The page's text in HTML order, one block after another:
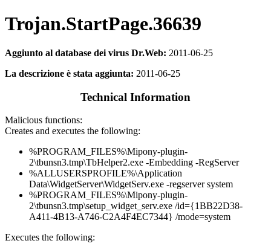
Trojan.StartPage.36639
Aggiunto al database dei virus Dr.Web: 2011-06-25
La descrizione è stata aggiunta: 2011-06-25
Technical Information
Malicious functions:
Creates and executes the following:
%PROGRAM_FILES%\Mipony-plugin-
2\tbunsn3.tmp\TbHelper2.exe -Embedding -RegServer
%ALLUSERSPROFILE%\Application
Data\WidgetServer\WidgetServ.exe -regserver system
%PROGRAM_FILES%\Mipony-plugin-
2\tbunsn3.tmp\setup_widget_serv.exe /id={1BB22D38-
A411-4B13-A746-C2A4F4EC7344} /mode=system
Executes the following: